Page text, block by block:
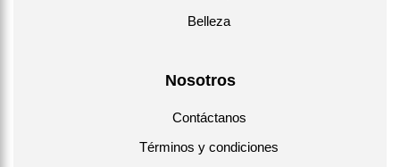
Belleza
Nosotros
Contáctanos
Términos y condiciones